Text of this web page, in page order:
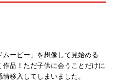
ービー」を想像して見始める
品！ただ子供に会うことだけに
移入してしまいました。